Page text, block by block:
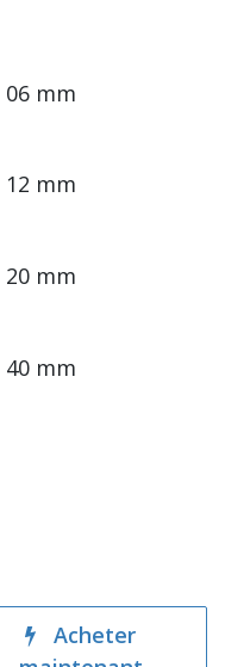
06 mm
12 mm
20 mm
40 mm
Acheter